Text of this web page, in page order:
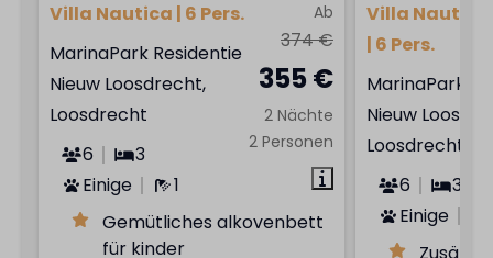
Ab
374 €
355 €
2 Nächte
2 Personen
Villa Nautica | 6 Pers.
MarinaPark Residentie
Nieuw Loosdrecht,
Loosdrecht
6
3
Einige
1
Gemütliches alkovenbett
für kinder
Villa Nautica
| 6 Pers.
MarinaPark
Nieuw
Loosdrecht
6
3
Einige